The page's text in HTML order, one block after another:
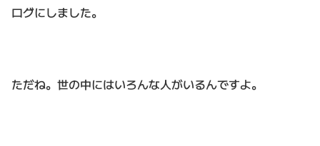
ログにしました。
ただね。世の中にはいろんな人がいるんですよ。